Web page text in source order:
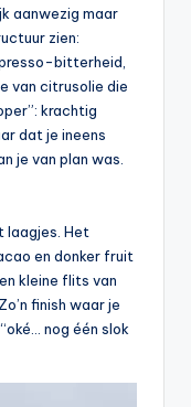
aanwezig maar
zien:
bitterheid,
van citrusolie die
krachtig
dat je ineens
je van plan was.
laagjes. Het
en donker fruit
kleine flits van
finish waar je
nog één slok